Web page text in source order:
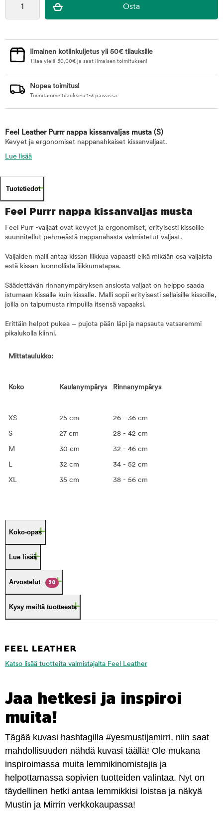
Ilmainen kotiinkuljetus yli 50€ tilauksille
Tilaa vielä 50,00€ ja saat ilmaisen toimituksen!
Nopea toimitus!
Toimitamme tilauksesi 1-3 päivässä.
Feel Leather Purrr nappa kissanvaljas musta (S)
Kevyet ja ergonomiset nappanahkaiset kissanvaljaat.
Lue lisää
Tuotetiedot
Feel Purrr nappa kissanvaljas musta
Feel Purr -valjaat ovat kevyet ja ergonomiset, erityisesti kissoille
suunnitellut pehmeästä nappanahasta valmistetut valjaat.
Valjaiden malli antaa kissan liikkua vapaasti eikä mikään osa valjaista
estä kissan luonnollista liikkumatapaa.
Säädettävän rinnanympäryksen ansiosta valjaat on helppo saada
istumaan kissalle kuin kissalle. Malli sopii erityisesti sellaisille kissoille,
joilla on taipumusta rimpuilla itsensä vapaaksi.
Erittäin helpot pukea – pujota pään läpi ja napsauta vatsaremmi
pikalukolla kiinni.
Mittataulukko:
Koko Kaulanympärys Rinnanympärys
XS 25 cm 26 - 36 cm
S 27 cm 28 - 42 cm
M 30 cm 32 - 46 cm
L 32 cm 34 - 52 cm
XL 35 cm 38 - 56 cm
Koko-opas
Lue lisää
Arvostelut 20
Kysy meiltä tuotteesta
Katso lisää tuotteita valmistajalta Feel Leather
Jaa hetkesi ja inspiroi
muita!
Tägää kuvasi hashtagilla #yesmustijamirri, niin saat
mahdollisuuden nähdä kuvasi täällä! Ole mukana
inspiroimassa muita lemmikinomistajia ja
helpottamassa sopivien tuotteiden valintaa. Nyt on
täydellinen hetki antaa lemmikkisi loistaa ja näkyä
Mustin ja Mirrin verkkokaupassa!